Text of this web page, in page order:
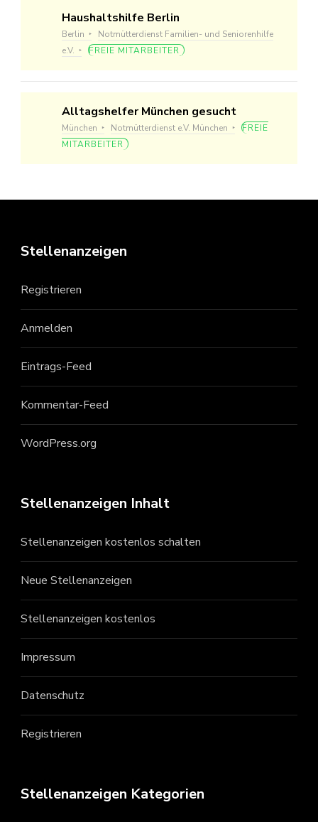
Haushaltshilfe Berlin
Berlin
Notmütterdienst Familien- und Seniorenhilfe
e.V.
FREIE MITARBEITER
Alltagshelfer München gesucht
München Notmütterdienst e.V. München
FREIE
MITARBEITER
Stellenanzeigen
Registrieren
Anmelden
Eintrags-Feed
Kommentar-Feed
WordPress.org
Stellenanzeigen Inhalt
Stellenanzeigen kostenlos schalten
Neue Stellenanzeigen
Stellenanzeigen kostenlos
Impressum
Datenschutz
Registrieren
Stellenanzeigen Kategorien